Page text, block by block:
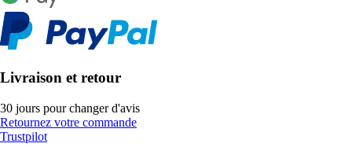
Livraison et retour
30 jours pour changer d'avis
Retournez votre commande
Trustpilot